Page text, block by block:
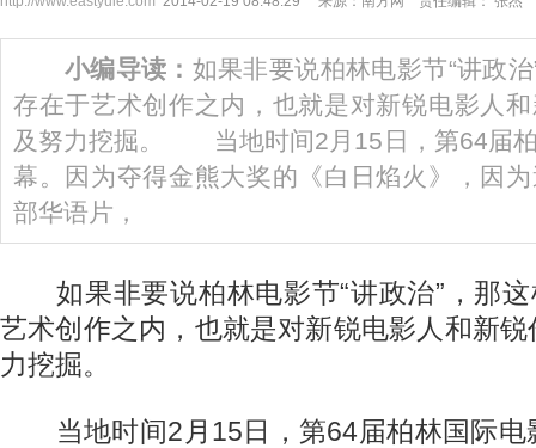
小编导读： 如果非要说柏林电影节“讲政
存在于艺术创作之内，也就是对新锐电影人
及努力挖掘。 当地时间2月15日，第64届柏
幕。因为夺得金熊大奖的《白日焰火》，因
部华语片，
如果非要说柏林电影节“讲政治”，那这
艺术创作之内，也就是对新锐电影人和新
力挖掘。
当地时间2月15日，第64届柏林国际电